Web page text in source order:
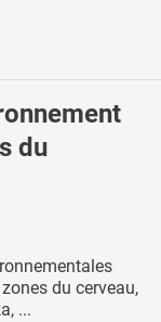
du
du cerveau,
...